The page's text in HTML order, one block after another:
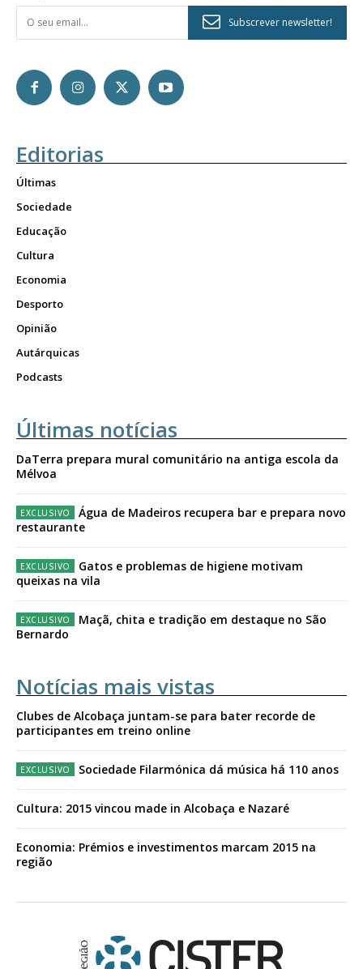
Subscrever newsletter!
Editorias
Últimas
Sociedade
Educação
Cultura
Economia
Desporto
Opinião
Autárquicas
Podcasts
Últimas notícias
DaTerra prepara mural comunitário na antiga escola da
Mélvoa
Água de Madeiros recupera bar e prepara novo
restaurante
Gatos e problemas de higiene motivam
queixas na vila
Maçã, chita e tradição em destaque no São
Bernardo
Notícias mais vistas
Clubes de Alcobaça juntam-se para bater recorde de
participantes em treino online
Sociedade Filarmónica dá música há 110 anos
Cultura: 2015 vincou made in Alcobaça e Nazaré
Economia: Prémios e investimentos marcam 2015 na
região